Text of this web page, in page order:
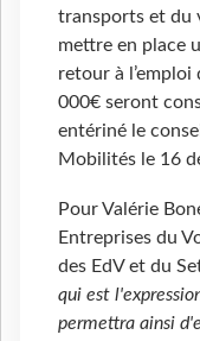
transports et du
mettre en place
retour à l’emploi
000€ seront
entériné le
Mobilités le 16
Pour Valérie
Entreprises du
des EdV et du
qui est
permettra ainsi